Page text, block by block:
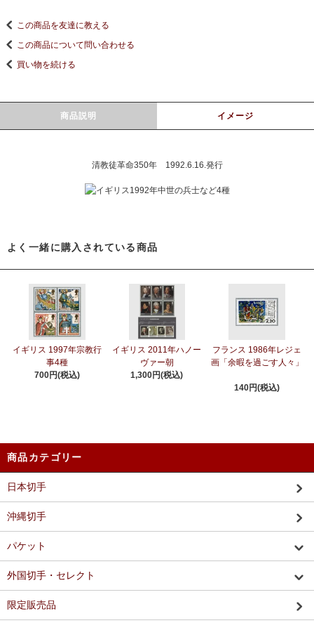
この商品を友達に教える
この商品について問い合わせる
買い物を続ける
商品説明 イメージ
清教徒革命350年 1992.6.16.発行
よく一緒に購入されている商品
イギリス 1997年宗教行
事4種
700円(税込)
イギリス 2011年ハノー
ヴァー朝
1,300円(税込)
フランス 1986年レジェ
画「余暇を過ごす人々」
140円(税込)
商品カテゴリー
日本切手
沖縄切手
パケット
外国切手・セレクト
限定販売品